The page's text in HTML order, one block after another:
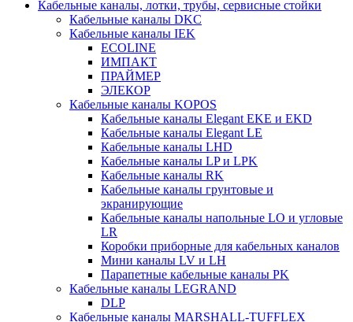
Кабельные каналы, лотки, трубы, сервисные стойки
Кабельные каналы DKC
Кабельные каналы IEK
ECOLINE
ИМПАКТ
ПРАЙМЕР
ЭЛЕКОР
Кабельные каналы KOPOS
Кабельные каналы Elegant EKE и EKD
Кабельные каналы Elegant LE
Кабельные каналы LHD
Кабельные каналы LP и LPK
Кабельные каналы RK
Кабельные каналы грунтовые и
экранирующие
Кабельные каналы напольные LO и угловые
LR
Коробки приборные для кабельных каналов
Мини каналы LV и LH
Парапетные кабельные каналы PK
Кабельные каналы LEGRAND
DLP
Кабельные каналы MARSHALL-TUFFLEX